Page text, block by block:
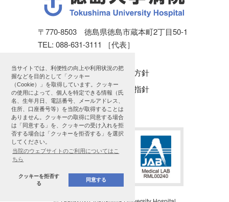
当サイトでは、利便性の向上や利用状況の把
握などを目的として「クッキー
（Cookie）」を取得しています。クッキー
の使用によって、個人を特定できる情報（氏
名、生年月日、電話番号、メールアドレス、
住所、口座番号等）を当院が取得することは
ありません。クッキーの取得に同意する場合
は「同意する」を、クッキーの受け入れを拒
否する場合は「クッキーを拒否する」を選択
してください。
当院のウェブサイトのご利用についてはこ
ちら
クッキーを拒否す
る
同意する
〒770-8503 徳島県徳島市蔵本町2丁目50-1
TEL: 088-631-3111 ［代表］
個人情報保護方針
公表に関する指針
サイトマップ